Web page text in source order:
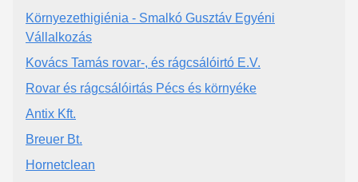
Környezethigiénia - Smalkó Gusztáv Egyéni
Vállalkozás
Kovács Tamás rovar-, és rágcsálóirtó E.V.
Rovar és rágcsálóirtás Pécs és környéke
Antix Kft.
Breuer Bt.
Hornetclean